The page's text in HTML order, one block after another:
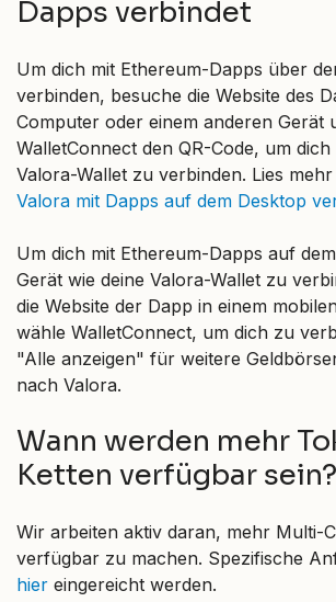
Dapps verbindet
Um dich mit Ethereum-Dapps über
verbinden, besuche die Website des
Computer oder einem anderen Gerät
WalletConnect den QR-Code, um
Valora-Wallet zu verbinden. Lies
Valora mit Dapps auf dem Desktop
Um dich mit Ethereum-Dapps auf
Gerät wie deine Valora-Wallet zu
die Website der Dapp in einem
wähle WalletConnect, um dich zu
"Alle anzeigen" für weitere
nach Valora.
Wann werden mehr
Ketten verfügbar sein?
Wir arbeiten aktiv daran, mehr Multi-
verfügbar zu machen. Spezifische
hier eingereicht werden.